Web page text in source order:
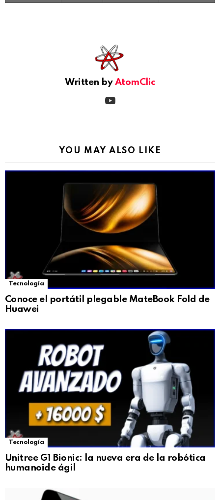
Written by AtomClic
YOU MAY ALSO LIKE
Tecnología
Conoce el portátil plegable MateBook Fold de
Huawei
Tecnología
Unitree G1 Bionic: la nueva era de la robótica
humanoide ágil